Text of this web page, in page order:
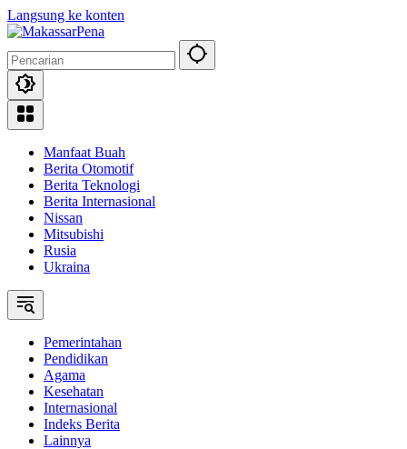
Langsung ke konten
Manfaat Buah
Berita Otomotif
Berita Teknologi
Berita Internasional
Nissan
Mitsubishi
Rusia
Ukraina
Pemerintahan
Pendidikan
Agama
Kesehatan
Internasional
Indeks Berita
Lainnya